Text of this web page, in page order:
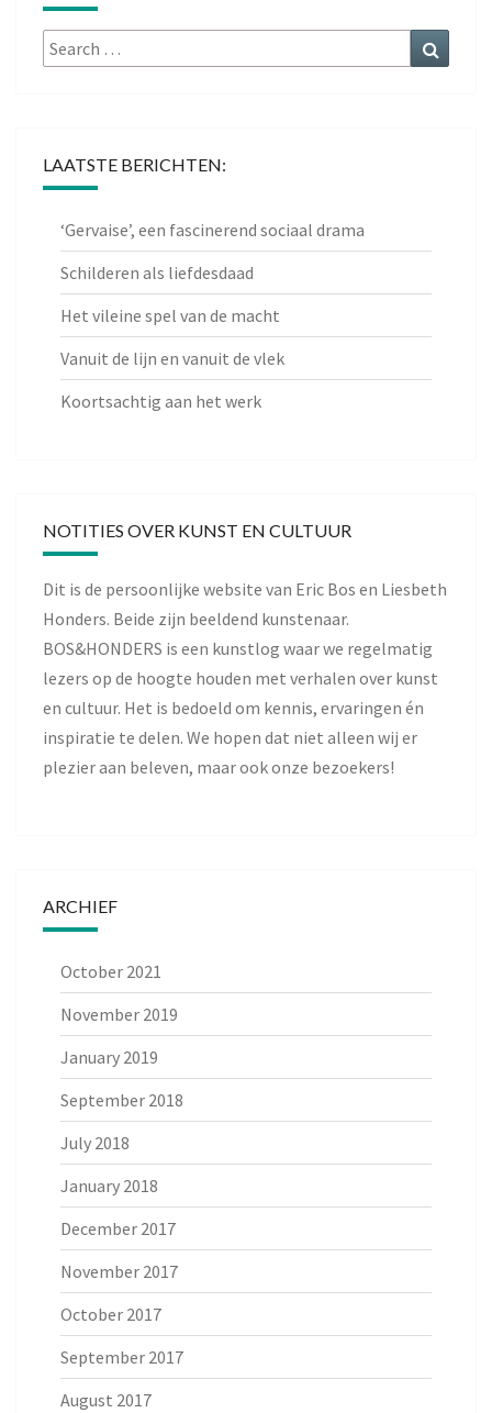
Search
for:
LAATSTE BERICHTEN:
‘Gervaise’, een fascinerend sociaal drama
Schilderen als liefdesdaad
Het vileine spel van de macht
Vanuit de lijn en vanuit de vlek
Koortsachtig aan het werk
NOTITIES OVER KUNST EN CULTUUR
Dit is de persoonlijke website van Eric Bos en Liesbeth
Honders. Beide zijn beeldend kunstenaar.
BOS&HONDERS is een kunstlog waar we regelmatig
lezers op de hoogte houden met verhalen over kunst
en cultuur. Het is bedoeld om kennis, ervaringen én
inspiratie te delen. We hopen dat niet alleen wij er
plezier aan beleven, maar ook onze bezoekers!
ARCHIEF
October 2021
November 2019
January 2019
September 2018
July 2018
January 2018
December 2017
November 2017
October 2017
September 2017
August 2017